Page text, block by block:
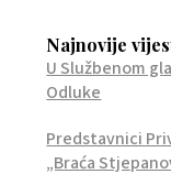
Najnovije
U Službenom
Odluke
Predstavnici
„Braća